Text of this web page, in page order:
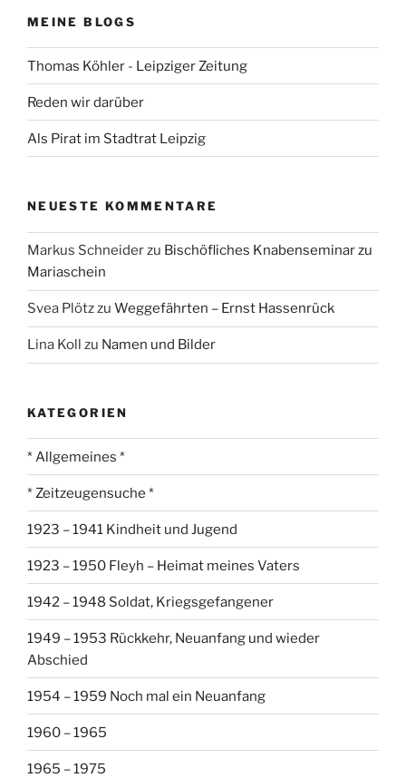
MEINE BLOGS
Thomas Köhler - Leipziger Zeitung
Reden wir darüber
Als Pirat im Stadtrat Leipzig
NEUESTE KOMMENTARE
Markus Schneiderzu Bischöfliches Knabenseminar zu
Mariaschein
Svea Plötzzu Weggefährten – Ernst Hassenrück
Lina Koll zu Namen und Bilder
KATEGORIEN
* Allgemeines *
* Zeitzeugensuche *
1923 – 1941 Kindheit und Jugend
1923 – 1950 Fleyh – Heimat meines Vaters
1942 – 1948 Soldat, Kriegsgefangener
1949 – 1953 Rückkehr, Neuanfang und wieder
Abschied
1954 – 1959 Noch mal ein Neuanfang
1960 – 1965
1965 – 1975